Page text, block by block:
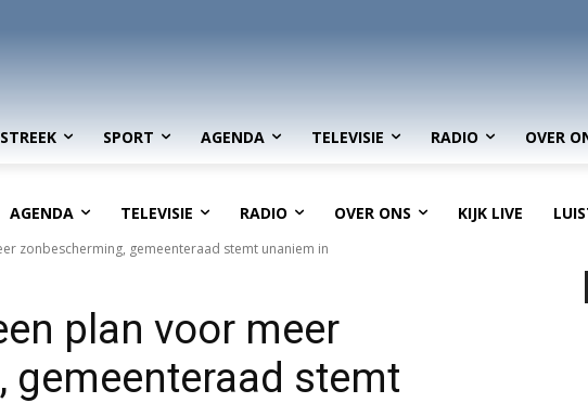
STREEK SPORT AGENDA TELEVISIE RADIO OVER
AGENDA TELEVISIE RADIO OVER ONS KIJK LIVE
zonbescherming, gemeenteraad stemt unaniem in
plan voor meer
gemeenteraad stemt